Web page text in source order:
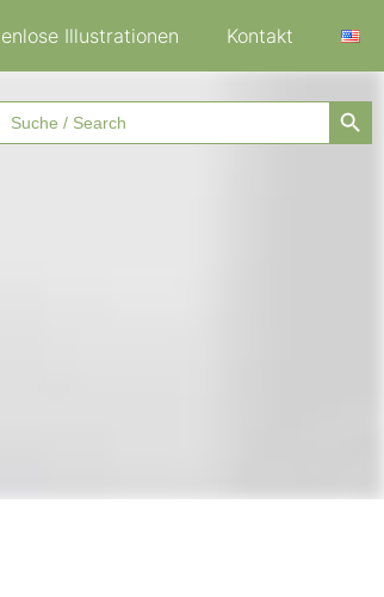
Illustrationen Kontakt
for: